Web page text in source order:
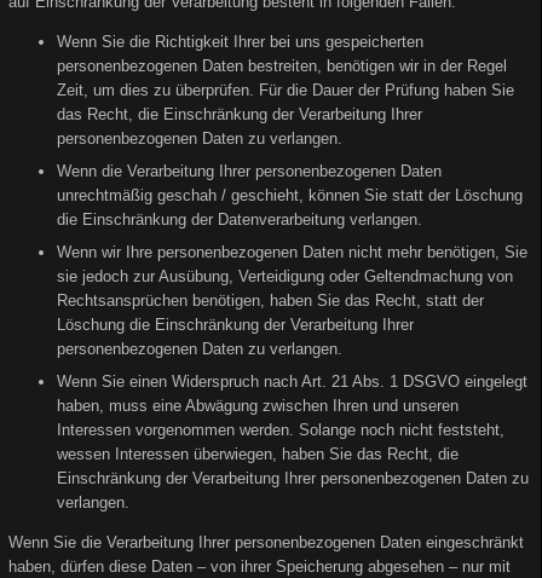
Wenn Sie die Richtigkeit Ihrer bei uns gespeicherten
personenbezogenen Daten bestreiten, benötigen wir in der Regel
Zeit, um dies zu überprüfen. Für die Dauer der Prüfung haben Sie
das Recht, die Einschränkung der Verarbeitung Ihrer
personenbezogenen Daten zu verlangen.
Wenn die Verarbeitung Ihrer personenbezogenen Daten
unrechtmäßig geschah / geschieht, können Sie statt der Löschung
die Einschränkung der Datenverarbeitung verlangen.
Wenn wir Ihre personenbezogenen Daten nicht mehr benötigen, Sie
sie jedoch zur Ausübung, Verteidigung oder Geltendmachung von
Rechtsansprüchen benötigen, haben Sie das Recht, statt der
Löschung die Einschränkung der Verarbeitung Ihrer
personenbezogenen Daten zu verlangen.
Wenn Sie einen Widerspruch nach Art. 21 Abs. 1 DSGVO eingelegt
haben, muss eine Abwägung zwischen Ihren und unseren
Interessen vorgenommen werden. Solange noch nicht feststeht,
wessen Interessen überwiegen, haben Sie das Recht, die
Einschränkung der Verarbeitung Ihrer personenbezogenen Daten zu
verlangen.
Wenn Sie die Verarbeitung Ihrer personenbezogenen Daten eingeschränkt
haben, dürfen diese Daten – von ihrer Speicherung abgesehen – nur mit